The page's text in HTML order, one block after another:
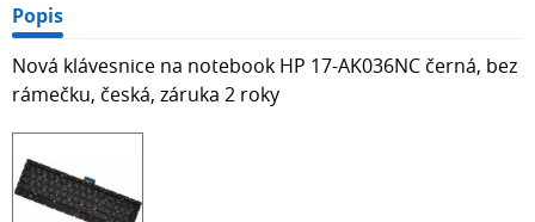
Popis
Nová klávesnice na notebook HP 17-AK036NC černá, bez
rámečku, česká, záruka 2 roky